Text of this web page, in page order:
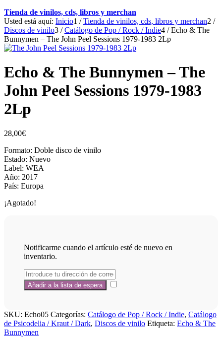
Tienda de vinilos, cds, libros y merchan
Usted está aquí: Inicio1 / Tienda de vinilos, cds, libros y merchan2 /
Discos de vinilo3 / Catálogo de Pop / Rock / Indie4 / Echo & The
Bunnymen – The John Peel Sessions 1979-1983 2Lp
Echo & The Bunnymen – The
John Peel Sessions 1979-1983
2Lp
28,00€
Formato: Doble disco de vinilo
Estado: Nuevo
Label: WEA
Año: 2017
País: Europa
¡Agotado!
Notificarme cuando el artículo esté de nuevo en
inventario.
SKU: Echo05 Categorías: Catálogo de Pop / Rock / Indie, Catálogo
de Psicodelia / Kraut / Dark, Discos de vinilo Etiqueta: Echo & The
Bunnymen